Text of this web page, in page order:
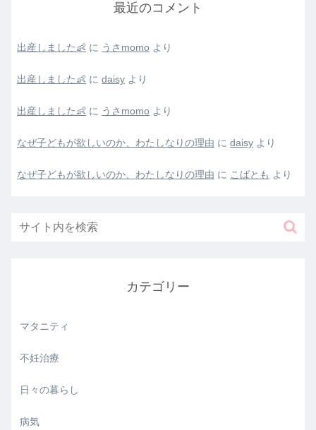
最近のコメント
出産しました👶 に うさmomo より
出産しました👶 に daisy より
出産しました👶 に うさmomo より
なぜ子どもが欲しいのか、わたしなりの理由 に daisy より
なぜ子どもが欲しいのか、わたしなりの理由 に こばとも より
カテゴリー
マタニティ
不妊治療
日々の暮らし
病気